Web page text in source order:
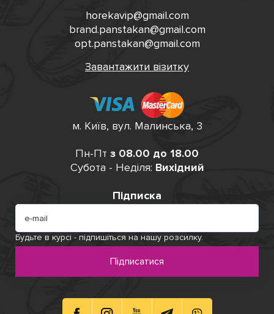
Пн-Пт з 08.00 до 18.00
Субота - Неділя: Вихідний
Підписка
Будьте в курсі - підпишіться на нашу розсилку.
Підписатися
horekavip@gmail.com
brand.panstakan@gmail.com
opt.panstakan@gmail.com
Завантажити візитку
м. Київ, вул. Малинська, 3